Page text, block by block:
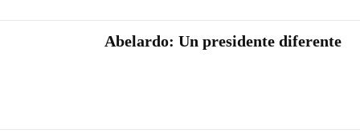
Abelardo: Un presidente diferente